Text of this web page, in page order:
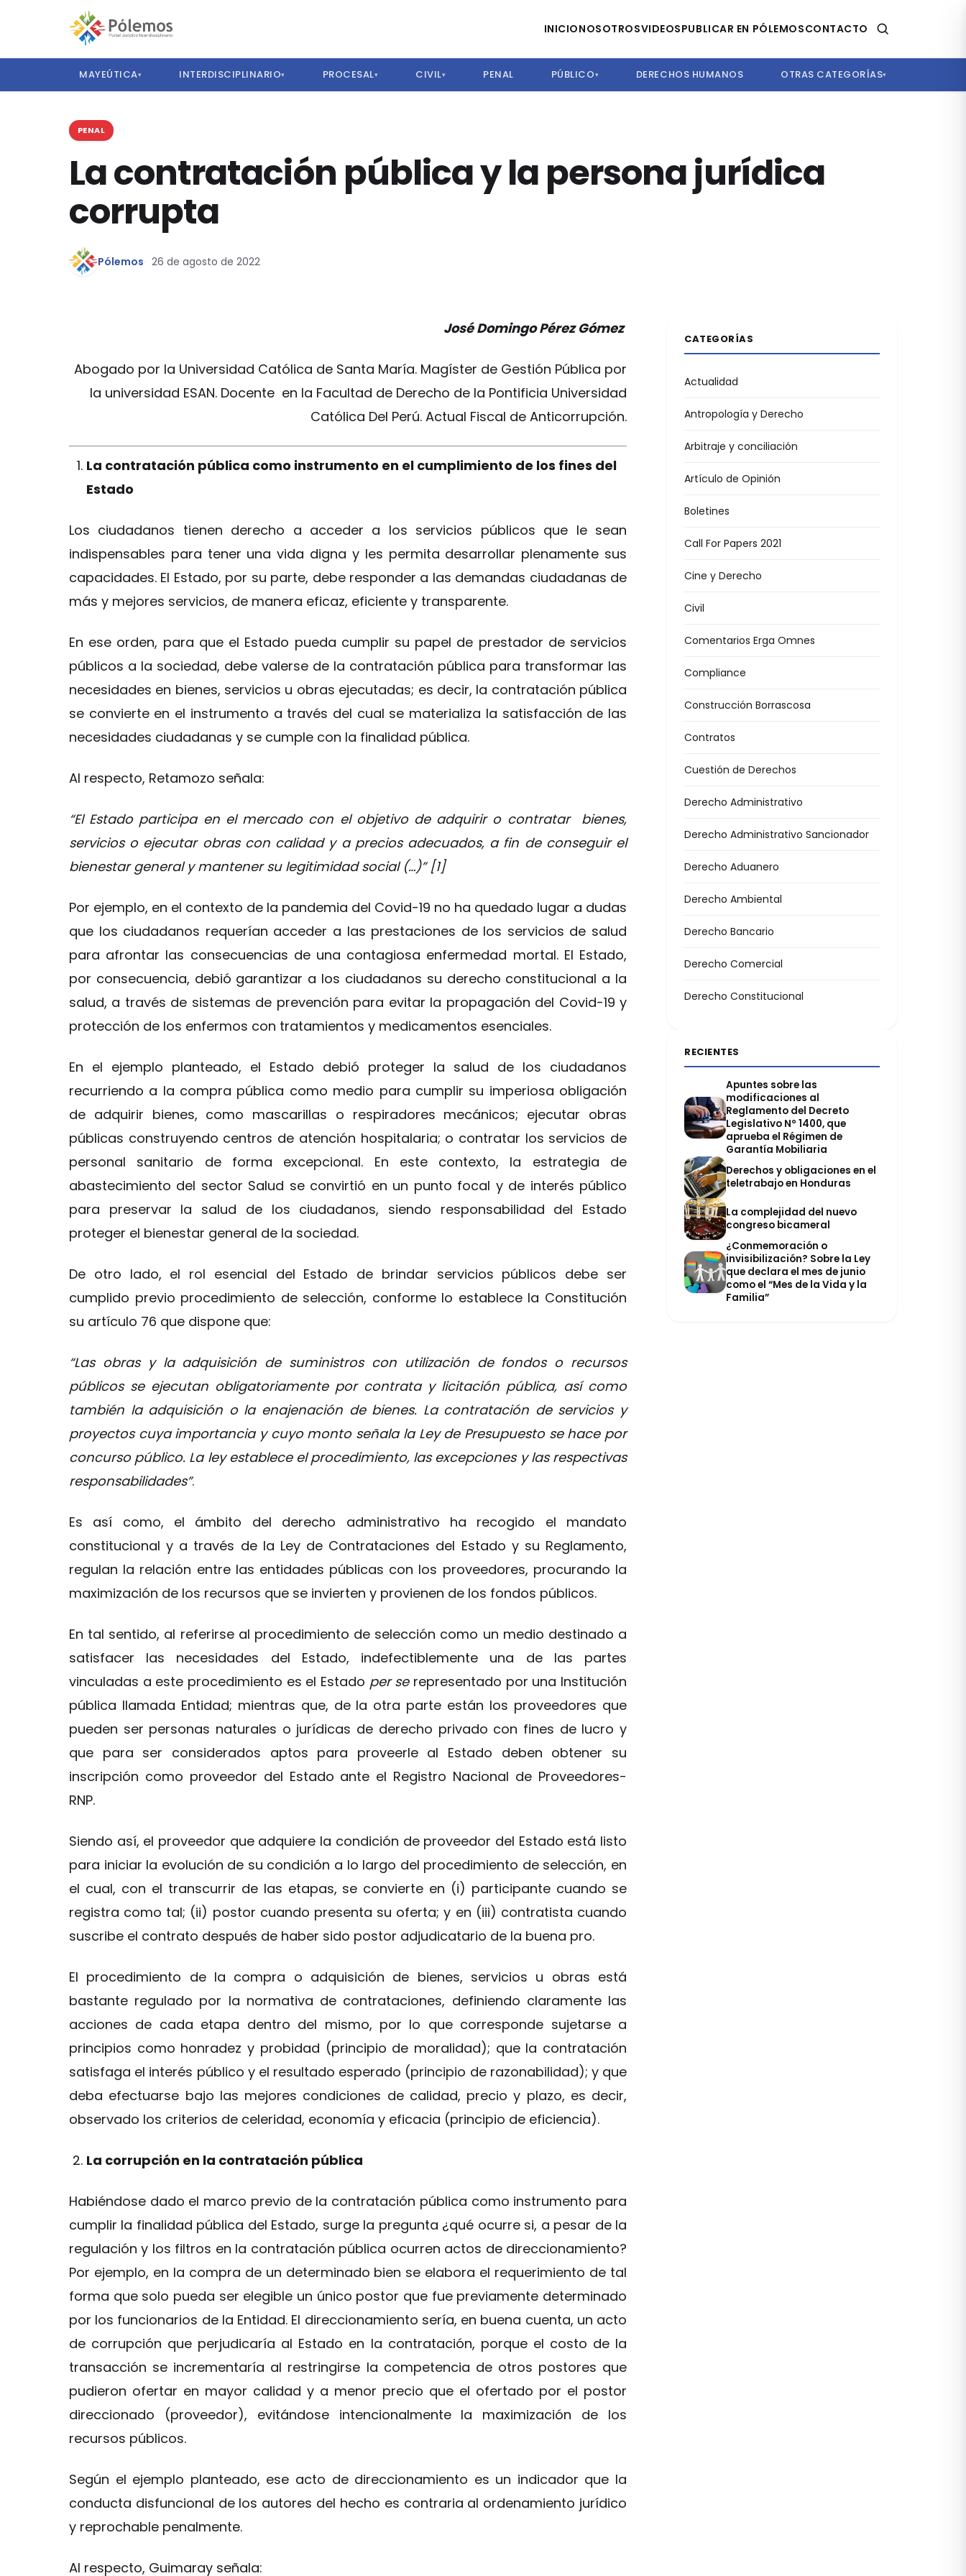
INICIONOSOTROSVIDEOSPUBLICAR EN PÓLEMOSCONTACTO
MAYEÚTICA▾ INTERDISCIPLINARIO▾ PROCESAL▾ CIVIL▾ PENAL PÚBLICO▾ DERECHOS HUMANOS OTRAS CATEGORÍAS▾
PENAL
La contratación pública y la persona jurídica
corrupta
Pólemos 26 de agosto de 2022
José Domingo Pérez Gómez
Abogado por la Universidad Católica de Santa María. Magíster de Gestión Pública por
la universidad ESAN. Docente en la Facultad de Derecho de la Pontificia Universidad
Católica Del Perú. Actual Fiscal de Anticorrupción.
La contratación pública como instrumento en el cumplimiento de los fines del
Estado
Los ciudadanos tienen derecho a acceder a los servicios públicos que le sean
indispensables para tener una vida digna y les permita desarrollar plenamente sus
capacidades. El Estado, por su parte, debe responder a las demandas ciudadanas de
más y mejores servicios, de manera eficaz, eficiente y transparente.
En ese orden, para que el Estado pueda cumplir su papel de prestador de servicios
públicos a la sociedad, debe valerse de la contratación pública para transformar las
necesidades en bienes, servicios u obras ejecutadas; es decir, la contratación pública
se convierte en el instrumento a través del cual se materializa la satisfacción de las
necesidades ciudadanas y se cumple con la finalidad pública.
Al respecto, Retamozo señala:
“El Estado participa en el mercado con el objetivo de adquirir o contratar bienes,
servicios o ejecutar obras con calidad y a precios adecuados, a fin de conseguir el
bienestar general y mantener su legitimidad social (…)” [1]
Por ejemplo, en el contexto de la pandemia del Covid-19 no ha quedado lugar a dudas
que los ciudadanos requerían acceder a las prestaciones de los servicios de salud
para afrontar las consecuencias de una contagiosa enfermedad mortal. El Estado,
por consecuencia, debió garantizar a los ciudadanos su derecho constitucional a la
salud, a través de sistemas de prevención para evitar la propagación del Covid-19 y
protección de los enfermos con tratamientos y medicamentos esenciales.
En el ejemplo planteado, el Estado debió proteger la salud de los ciudadanos
recurriendo a la compra pública como medio para cumplir su imperiosa obligación
de adquirir bienes, como mascarillas o respiradores mecánicos; ejecutar obras
públicas construyendo centros de atención hospitalaria; o contratar los servicios de
personal sanitario de forma excepcional. En este contexto, la estrategia de
abastecimiento del sector Salud se convirtió en un punto focal y de interés público
para preservar la salud de los ciudadanos, siendo responsabilidad del Estado
proteger el bienestar general de la sociedad.
De otro lado, el rol esencial del Estado de brindar servicios públicos debe ser
cumplido previo procedimiento de selección, conforme lo establece la Constitución
su artículo 76 que dispone que:
“Las obras y la adquisición de suministros con utilización de fondos o recursos
públicos se ejecutan obligatoriamente por contrata y licitación pública, así como
también la adquisición o la enajenación de bienes. La contratación de servicios y
proyectos cuya importancia y cuyo monto señala la Ley de Presupuesto se hace por
concurso público. La ley establece el procedimiento, las excepciones y las respectivas
responsabilidades”.
Es así como, el ámbito del derecho administrativo ha recogido el mandato
constitucional y a través de la Ley de Contrataciones del Estado y su Reglamento,
regulan la relación entre las entidades públicas con los proveedores, procurando la
maximización de los recursos que se invierten y provienen de los fondos públicos.
En tal sentido, al referirse al procedimiento de selección como un medio destinado a
satisfacer las necesidades del Estado, indefectiblemente una de las partes
vinculadas a este procedimiento es el Estado per serepresentado por una Institución
pública llamada Entidad; mientras que, de la otra parte están los proveedores que
pueden ser personas naturales o jurídicas de derecho privado con fines de lucro y
que para ser considerados aptos para proveerle al Estado deben obtener su
inscripción como proveedor del Estado ante el Registro Nacional de Proveedores-
RNP.
Siendo así, el proveedor que adquiere la condición de proveedor del Estado está listo
para iniciar la evolución de su condición a lo largo del procedimiento de selección, en
el cual, con el transcurrir de las etapas, se convierte en (i) participante cuando se
registra como tal; (ii) postor cuando presenta su oferta; y en (iii) contratista cuando
suscribe el contrato después de haber sido postor adjudicatario de la buena pro.
El procedimiento de la compra o adquisición de bienes, servicios u obras está
bastante regulado por la normativa de contrataciones, definiendo claramente las
acciones de cada etapa dentro del mismo, por lo que corresponde sujetarse a
principios como honradez y probidad (principio de moralidad); que la contratación
satisfaga el interés público y el resultado esperado (principio de razonabilidad); y que
deba efectuarse bajo las mejores condiciones de calidad, precio y plazo, es decir,
observado los criterios de celeridad, economía y eficacia (principio de eficiencia).
La corrupción en la contratación pública
Habiéndose dado el marco previo de la contratación pública como instrumento para
cumplir la finalidad pública del Estado, surge la pregunta ¿qué ocurre si, a pesar de la
regulación y los filtros en la contratación pública ocurren actos de direccionamiento?
Por ejemplo, en la compra de un determinado bien se elabora el requerimiento de tal
forma que solo pueda ser elegible un único postor que fue previamente determinado
por los funcionarios de la Entidad. El direccionamiento sería, en buena cuenta, un acto
de corrupción que perjudicaría al Estado en la contratación, porque el costo de la
transacción se incrementaría al restringirse la competencia de otros postores que
pudieron ofertar en mayor calidad y a menor precio que el ofertado por el postor
direccionado (proveedor), evitándose intencionalmente la maximización de los
recursos públicos.
Según el ejemplo planteado, ese acto de direccionamiento es un indicador que la
conducta disfuncional de los autores del hecho es contraria al ordenamiento jurídico
y reprochable penalmente.
Al respecto, Guimaray señala:
CATEGORÍAS
Actualidad
Antropología y Derecho
Arbitraje y conciliación
Artículo de Opinión
Boletines
Call For Papers 2021
Cine y Derecho
Civil
Comentarios Erga Omnes
Compliance
Construcción Borrascosa
Contratos
Cuestión de Derechos
Derecho Administrativo
Derecho Administrativo Sancionador
Derecho Aduanero
Derecho Ambiental
Derecho Bancario
Derecho Comercial
Derecho Constitucional
RECIENTES
Apuntes sobre las
modificaciones al
Reglamento del Decreto
Legislativo Nº 1400, que
aprueba el Régimen de
Garantía Mobiliaria
Derechos y obligaciones en el
teletrabajo en Honduras
La complejidad del nuevo
congreso bicameral
¿Conmemoración o
invisibilización? Sobre la Ley
que declara el mes de junio
como el “Mes de la Vida y la
Familia”